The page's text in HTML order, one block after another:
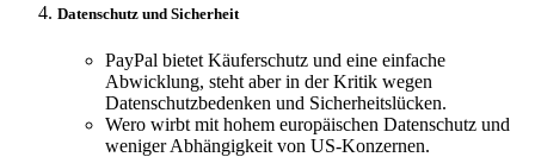
Datenschutz und Sicherheit
PayPal bietet Käuferschutz und eine einfache
Abwicklung, steht aber in der Kritik wegen
Datenschutzbedenken und Sicherheitslücken.
Wero wirbt mit hohem europäischen Datenschutz und
weniger Abhängigkeit von US-Konzernen.